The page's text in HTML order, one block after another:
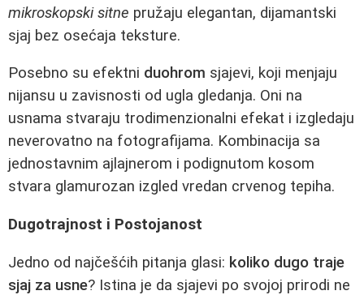
mikroskopski sitne pružaju elegantan, dijamantski
sjaj bez osećaja teksture.
Posebno su efektni duohrom sjajevi, koji menjaju
nijansu u zavisnosti od ugla gledanja. Oni na
usnama stvaraju trodimenzionalni efekat i izgledaju
neverovatno na fotografijama. Kombinacija sa
jednostavnim ajlajnerom i podignutom kosom
stvara glamurozan izgled vredan crvenog tepiha.
Dugotrajnost i Postojanost
Jedno od najčešćih pitanja glasi: koliko dugo traje
sjaj za usne? Istina je da sjajevi po svojoj prirodi ne